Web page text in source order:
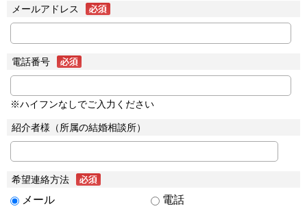
メールアドレス
電話番号
※ハイフンなしでご入力ください
紹介者様（所属の結婚相談所）
希望連絡方法
メール 電話